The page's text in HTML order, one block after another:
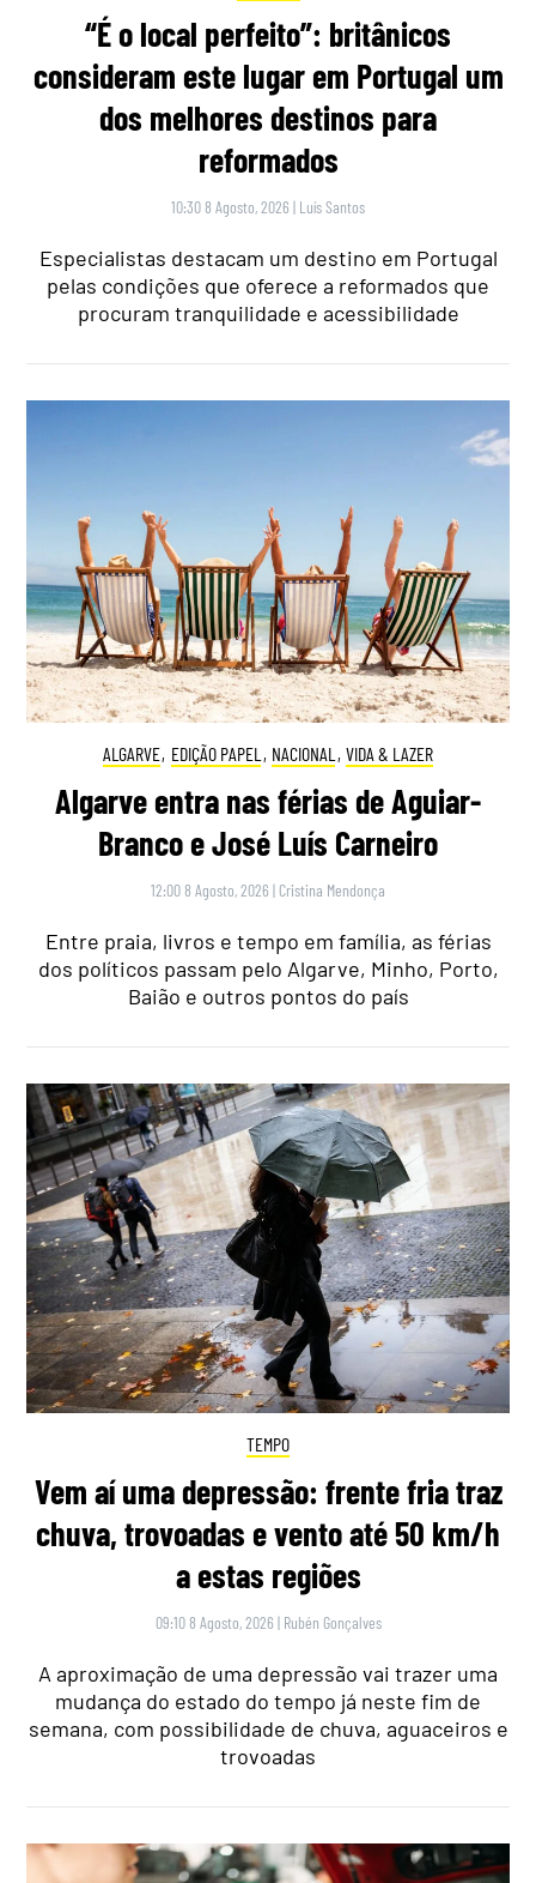
“É o local perfeito”: britânicos
consideram este lugar em Portugal um
dos melhores destinos para
reformados
10:30 8 Agosto, 2026 | Luís Santos
Especialistas destacam um destino em Portugal
pelas condições que oferece a reformados que
procuram tranquilidade e acessibilidade
ALGARVE, EDIÇÃO PAPEL , NACIONAL , VIDA & LAZER
Algarve entra nas férias de Aguiar-
Branco e José Luís Carneiro
12:00 8 Agosto, 2026 | Cristina Mendonça
Entre praia, livros e tempo em família, as férias
dos políticos passam pelo Algarve, Minho, Porto,
Baião e outros pontos do país
TEMPO
Vem aí uma depressão: frente fria traz
chuva, trovoadas e vento até 50 km/h
a estas regiões
09:10 8 Agosto, 2026 | Rubén Gonçalves
A aproximação de uma depressão vai trazer uma
mudança do estado do tempo já neste fim de
semana, com possibilidade de chuva, aguaceiros e
trovoadas